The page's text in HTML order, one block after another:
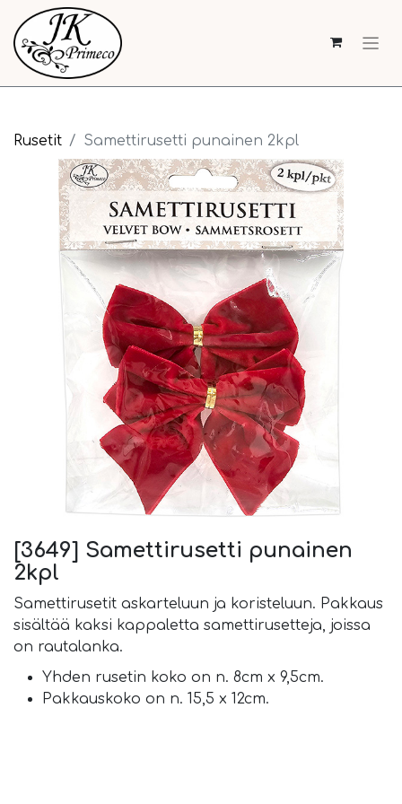
Rusetit Samettirusetti punainen 2kpl
[3649] Samettirusetti punainen
2kpl
Samettirusetit askarteluun ja koristeluun. Pakkaus
sisältää kaksi kappaletta samettirusetteja, joissa
on rautalanka.
Yhden rusetin koko on n. 8cm x 9,5cm.
Pakkauskoko on n. 15,5 x 12cm.